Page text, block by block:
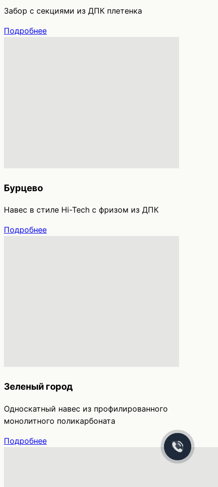
Забор с секциями из ДПК плетенка
Подробнее
Бурцево
Навес в стиле Hi-Tech с фризом из ДПК
Подробнее
Зеленый город
Односкатный навес из профилированного
монолитного поликарбоната
Подробнее